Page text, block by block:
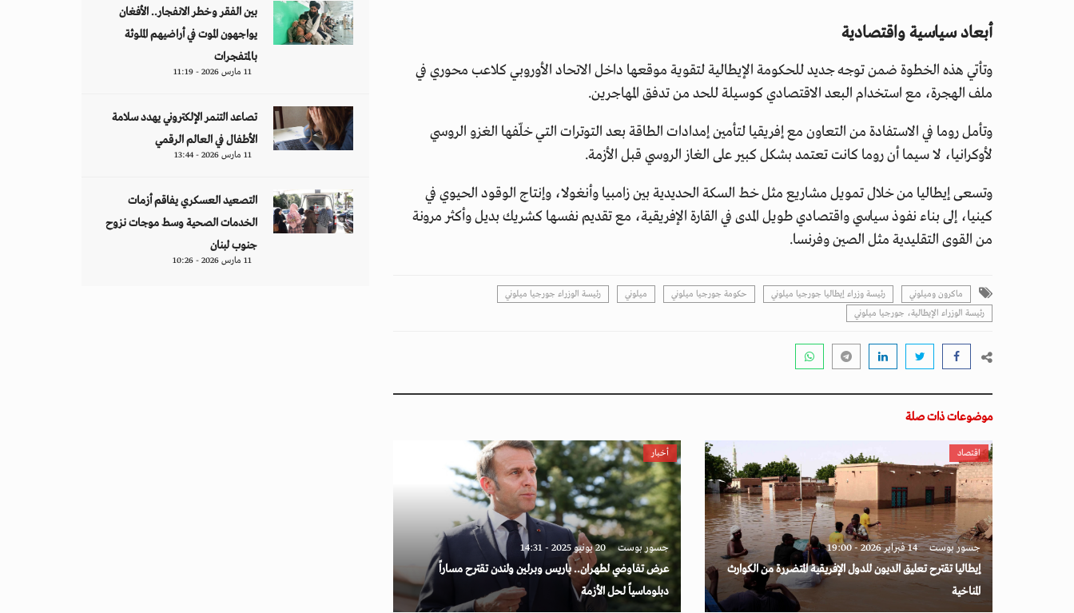
أبعاد سياسية واقتصادية
وتأتي هذه الخطوة ضمن توجه جديد للحكومة الإيطالية لتقوية موقعها داخل الاتحاد الأوروبي كلاعب محوري في
ملف الهجرة، مع استخدام البعد الاقتصادي كوسيلة للحد من تدفق المهاجرين.
وتأمل روما في الاستفادة من التعاون مع إفريقيا لتأمين إمدادات الطاقة بعد التوترات التي خلّفها الغزو الروسي
لأوكرانيا، لا سيما أن روما كانت تعتمد بشكل كبير على الغاز الروسي قبل الأزمة.
وتسعى إيطاليا من خلال تمويل مشاريع مثل خط السكة الحديدية بين زامبيا وأنغولا، وإنتاج الوقود الحيوي في
كينيا، إلى بناء نفوذ سياسي واقتصادي طويل المدى في القارة الإفريقية، مع تقديم نفسها كشريك بديل وأكثر مرونة
من القوى التقليدية مثل الصين وفرنسا.
ماكرون وميلوني رئيسة وزراء إيطاليا جورجيا ميلوني حكومة جورجيا ميلوني ميلوني
رئيسة الوزراء جورجيا ميلوني
رئيسة الوزراء الإيطالية، جورجيا ميلوني
موضوعات ذات صلة
اقتصاد
جسور بوست 14 فبراير 2026 - 19:00
إيطاليا تقترح تعليق الديون للدول الإفريقية المتضررة من الكوارث
المناخية
أخبار
جسور بوست 20 يونيو 2025 - 14:31
عرض تفاوضي لطهران.. باريس وبرلين ولندن تقترح مساراً
دبلوماسياً لحل الأزمة
بين الفقر وخطر الانفجار.. الأفغان
يواجهون الموت في أراضيهم الملوثة
بالمتفجرات
11 مارس 2026 - 11:19
تصاعد التنمر الإلكتروني يهدد سلامة
الأطفال في العالم الرقمي
11 مارس 2026 - 13:44
التصعيد العسكري يفاقم أزمات
الخدمات الصحية وسط موجات نزوح
جنوب لبنان
11 مارس 2026 - 10:26